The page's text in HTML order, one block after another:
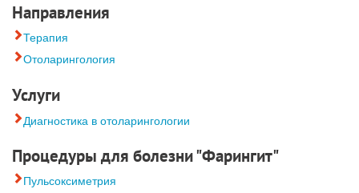
Направления
Терапия
Отоларингология
Услуги
Диагностика в отоларингологии
Процедуры для болезни "Фарингит"
Пульсоксиметрия